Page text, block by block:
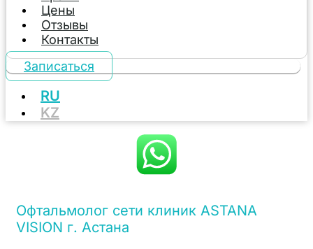
Цены
Отзывы
Контакты
Записаться
RU
KZ
Офтальмолог сети клиник ASTANA
VISION г. Астана